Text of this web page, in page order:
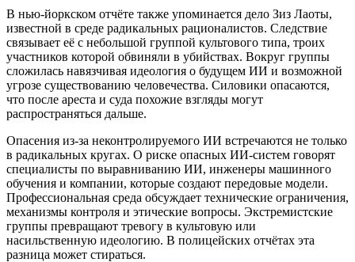
В нью-йоркском отчёте также упоминается дело Зиз Лаоты,
известной в среде радикальных рационалистов. Следствие
связывает её с небольшой группой культового типа, троих
участников которой обвиняли в убийствах. Вокруг группы
сложилась навязчивая идеология о будущем ИИ и возможной
угрозе существованию человечества. Силовики опасаются,
что после ареста и суда похожие взгляды могут
распространяться дальше.
Опасения из-за неконтролируемого ИИ встречаются не только
в радикальных кругах. О риске опасных ИИ-систем говорят
специалисты по выравниванию ИИ, инженеры машинного
обучения и компании, которые создают передовые модели.
Профессиональная среда обсуждает технические ограничения,
механизмы контроля и этические вопросы. Экстремистские
группы превращают тревогу в культовую или
насильственную идеологию. В полицейских отчётах эта
разница может стираться.